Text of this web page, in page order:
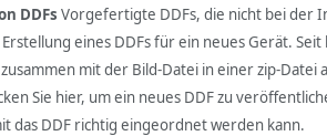
DDFs Vorgefertigte DDFs, die nicht bei der
eines DDFs für ein neues Gerät.
mit der Bild-Datei in einer zip-
Sie hier, um ein neues DDF zu
das DDF richtig eingeordnet werden kann.